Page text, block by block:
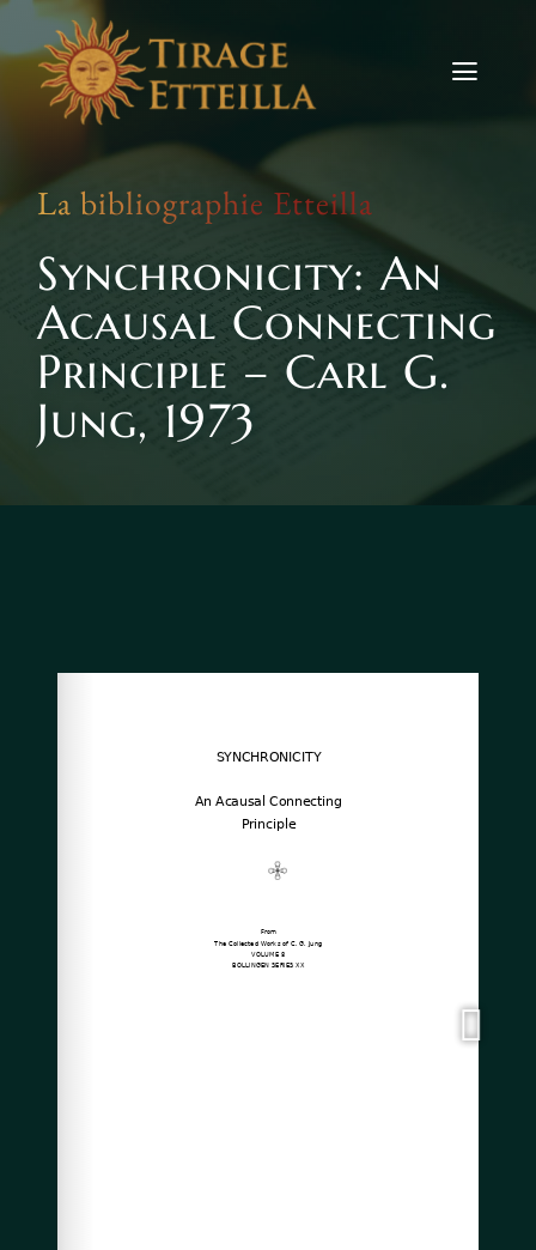
Skip
to
content
Toggle
Etteilla
Signes
Actus
Contact
La bibliographie Etteilla
Synchronicity: An
Acausal Connecting
Principle – Carl G.
Jung, 1973